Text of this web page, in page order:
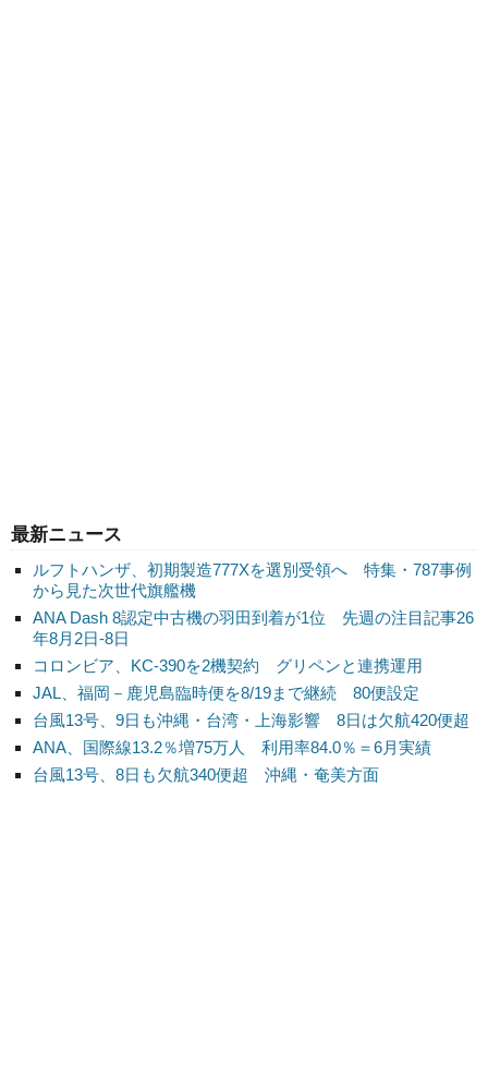
最新ニュース
ルフトハンザ、初期製造777Xを選別受領へ 特集・787事例
から見た次世代旗艦機
ANA Dash 8認定中古機の羽田到着が1位 先週の注目記事26
年8月2日-8日
コロンビア、KC-390を2機契約 グリペンと連携運用
JAL、福岡－鹿児島臨時便を8/19まで継続 80便設定
台風13号、9日も沖縄・台湾・上海影響 8日は欠航420便超
ANA、国際線13.2％増75万人 利用率84.0％＝6月実績
台風13号、8日も欠航340便超 沖縄・奄美方面